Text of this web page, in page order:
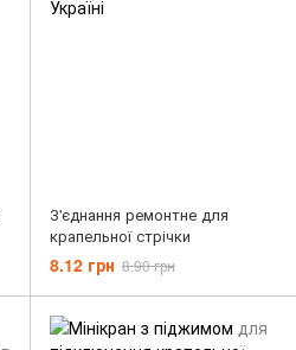
З'єднання ремонтне для
крапельної стрічки
8.12 грн 8.90 грн